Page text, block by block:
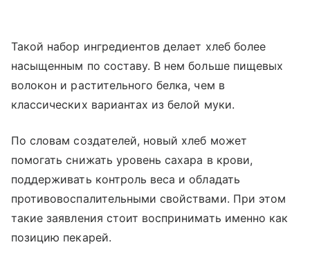
Такой набор ингредиентов делает хлеб более
насыщенным по составу. В нем больше пищевых
волокон и растительного белка, чем в
классических вариантах из белой муки.
По словам создателей, новый хлеб может
помогать снижать уровень сахара в крови,
поддерживать контроль веса и обладать
противовоспалительными свойствами. При этом
такие заявления стоит воспринимать именно как
позицию пекарей.